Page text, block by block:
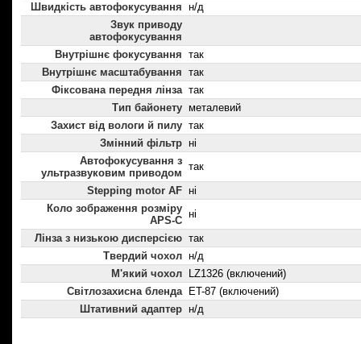
Швидкість автофокусування н/д
Звук приводу
автофокусування
Внутрішнє фокусування так
Внутрішнє масштабування так
Фіксована передня лінза так
Тип байонету металевий
Захист від вологи й пилу так
Змінний фільтр ні
Автофокусування з
ультразвуковим приводом
так
Stepping motor AF ні
Коло зображення розміру
APS-C
ні
Лінза з низькою дисперсією так
Твердий чохол н/д
М'який чохол
LZ1326 (включений)
Світлозахисна бленда
ET-87 (включений)
Штативний адаптер н/д